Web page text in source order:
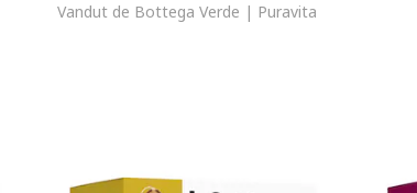
Vandut de Bottega Verde | Puravita